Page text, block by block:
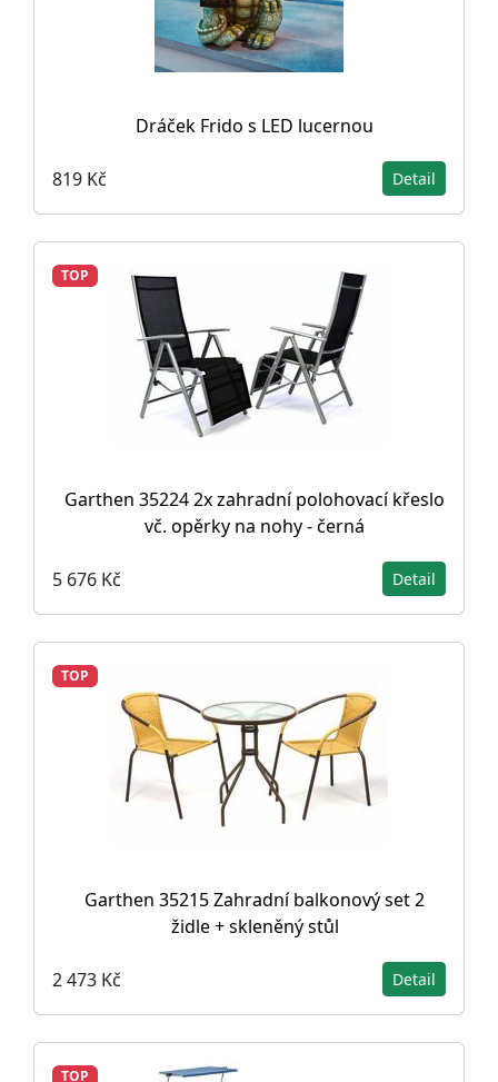
Dráček Frido s LED lucernou
819 Kč Detail
TOP
Garthen 35224 2x zahradní polohovací křeslo
vč. opěrky na nohy - černá
5 676 Kč Detail
TOP
Garthen 35215 Zahradní balkonový set 2
židle + skleněný stůl
2 473 Kč Detail
TOP